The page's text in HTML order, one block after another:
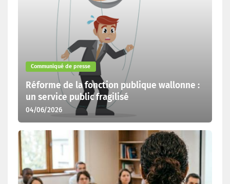
Communiqué de presse
Réforme de la fonction publique wallonne :
un service public fragilisé
04/06/2026